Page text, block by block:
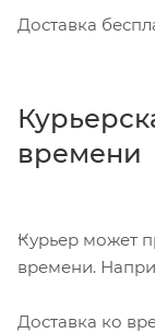
Доставка
времени
Курьер может
времени.
Доставка ко